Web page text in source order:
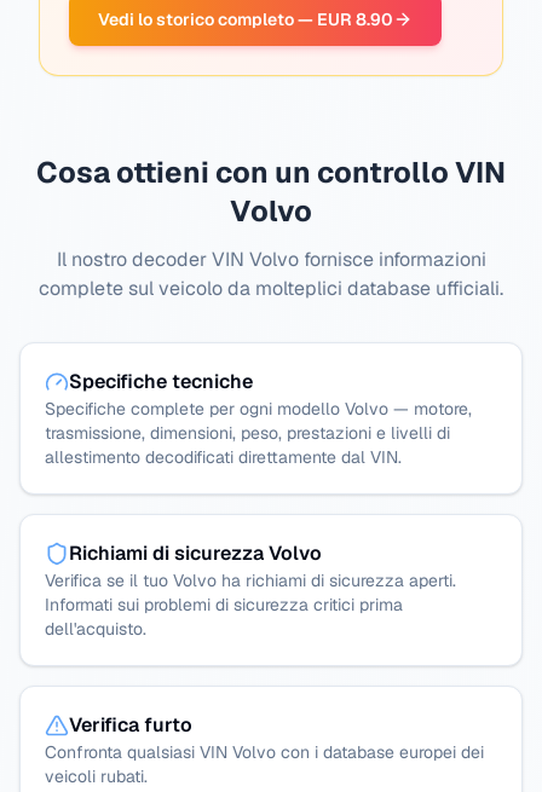
Vedi lo storico completo — EUR 8.90
Cosa ottieni con un controllo VIN
Volvo
Il nostro decoder VIN Volvo fornisce informazioni
complete sul veicolo da molteplici database ufficiali.
Specifiche tecniche
Specifiche complete per ogni modello Volvo — motore,
trasmissione, dimensioni, peso, prestazioni e livelli di
allestimento decodificati direttamente dal VIN.
Richiami di sicurezza Volvo
Verifica se il tuo Volvo ha richiami di sicurezza aperti.
Informati sui problemi di sicurezza critici prima
dell'acquisto.
Verifica furto
Confronta qualsiasi VIN Volvo con i database europei dei
veicoli rubati.